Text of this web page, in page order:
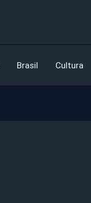
Brasil Cultura